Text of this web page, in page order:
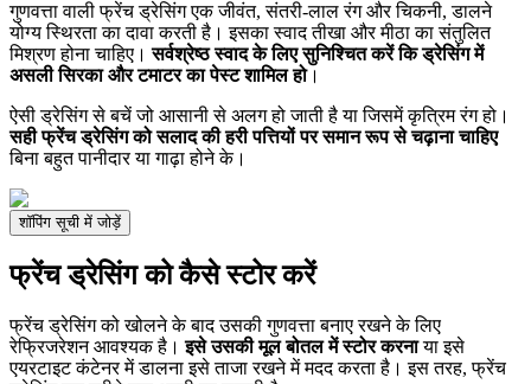
गुणवत्ता वाली फ्रेंच ड्रेसिंग एक जीवंत, संतरी-लाल रंग और चिकनी, डालने
योग्य स्थिरता का दावा करती है। इसका स्वाद तीखा और मीठा का संतुलित
मिश्रण होना चाहिए।सर्वश्रेष्ठ स्वाद के लिए सुनिश्चित करें कि ड्रेसिंग में
असली सिरका और टमाटर का पेस्ट शामिल हो।
ऐसी ड्रेसिंग से बचें जो आसानी से अलग हो जाती है या जिसमें कृत्रिम रंग हो।
सही फ्रेंच ड्रेसिंग को सलाद की हरी पत्तियों पर समान रूप से चढ़ाना चाहिए
बिना बहुत पानीदार या गाढ़ा होने के।
शॉपिंग सूची में जोड़ें
फ्रेंच ड्रेसिंग को कैसे स्टोर करें
फ्रेंच ड्रेसिंग को खोलने के बाद उसकी गुणवत्ता बनाए रखने के लिए
रेफ्रिजरेशन आवश्यक है।इसे उसकी मूल बोतल में स्टोर करनाया इसे
एयरटाइट कंटेनर में डालना इसे ताजा रखने में मदद करता है। इस तरह, फ्रेंच